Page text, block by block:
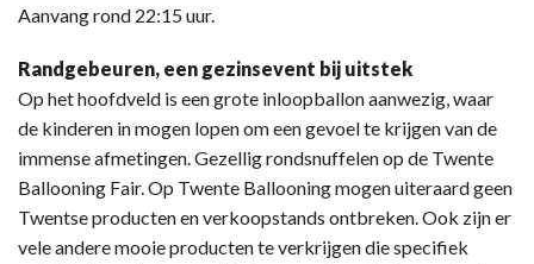
Aanvang rond 22:15 uur.
Randgebeuren, een gezinsevent bij uitstek
Op het hoofdveld is een grote inloopballon aanwezig, waar
de kinderen in mogen lopen om een gevoel te krijgen van de
immense afmetingen. Gezellig rondsnuffelen op de Twente
Ballooning Fair. Op Twente Ballooning mogen uiteraard geen
Twentse producten en verkoopstands ontbreken. Ook zijn er
vele andere mooie producten te verkrijgen die specifiek